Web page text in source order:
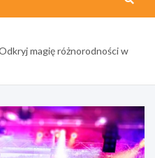
magię różnorodności w